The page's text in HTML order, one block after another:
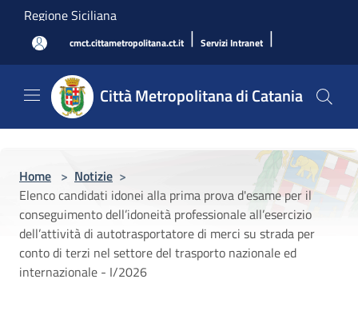
Salta al contenuto principale
Regione Siciliana
cmct.cittametropolitana.ct.it | Servizi Intranet |
Città Metropolitana di Catania
Home > Notizie >
Elenco candidati idonei alla prima prova d'esame per il
conseguimento dell’idoneità professionale all’esercizio
dell’attività di autotrasportatore di merci su strada per
conto di terzi nel settore del trasporto nazionale ed
internazionale - I/2026